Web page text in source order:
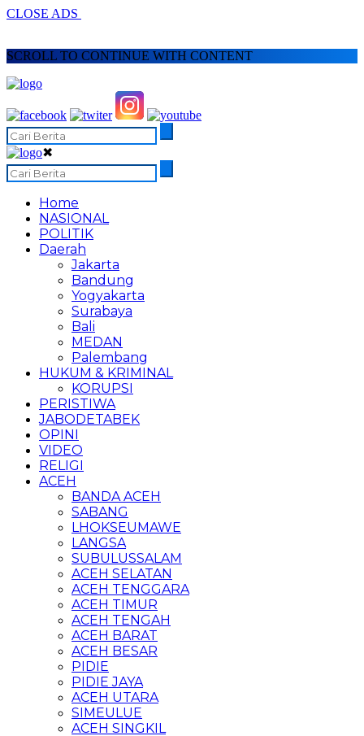
CLOSE ADS
SCROLL TO CONTINUE WITH CONTENT
✖
Home
NASIONAL
POLITIK
Daerah
Jakarta
Bandung
Yogyakarta
Surabaya
Bali
MEDAN
Palembang
HUKUM & KRIMINAL
KORUPSI
PERISTIWA
JABODETABEK
OPINI
VIDEO
RELIGI
ACEH
BANDA ACEH
SABANG
LHOKSEUMAWE
LANGSA
SUBULUSSALAM
ACEH SELATAN
ACEH TENGGARA
ACEH TIMUR
ACEH TENGAH
ACEH BARAT
ACEH BESAR
PIDIE
PIDIE JAYA
ACEH UTARA
SIMEULUE
ACEH SINGKIL